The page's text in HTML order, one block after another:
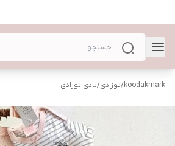
koodakmark
/نوزادی/بادی نوزادی